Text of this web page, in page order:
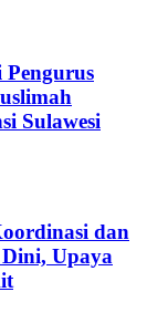
Sulawesi
dan
Upaya